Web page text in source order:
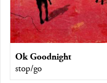
Ok Goodnight
stop/go